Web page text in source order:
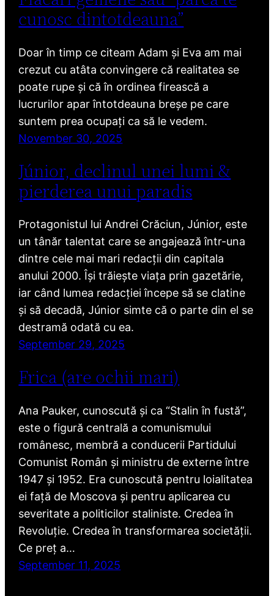
cunosc dintotdeauna”
Doar în timp ce citeam Adam și Eva am mai
crezut cu atâta convingere că realitatea se
poate rupe și că în ordinea firească a
lucrurilor apar întotdeauna breșe pe care
suntem prea ocupați ca să le vedem.
November 30, 2025
Júnior, declinul unei lumi &
pierderea unui paradis
Protagonistul lui Andrei Crăciun, Júnior, este
un tânăr talentat care se angajează într-una
dintre cele mai mari redacții din capitala
anului 2000. Își trăiește viața prin gazetărie,
iar când lumea redacției începe să se clatine
și să decadă, Júnior simte că o parte din el se
destramă odată cu ea.
September 29, 2025
Frica (are ochii mari)
Ana Pauker, cunoscută și ca “Stalin în fustă”,
este o figură centrală a comunismului
românesc, membră a conducerii Partidului
Comunist Român și ministru de externe între
1947 și 1952. Era cunoscută pentru loialitatea
ei față de Moscova și pentru aplicarea cu
severitate a politicilor staliniste. Credea în
Revoluție. Credea în transformarea societății.
Ce preț a…
September 11, 2025